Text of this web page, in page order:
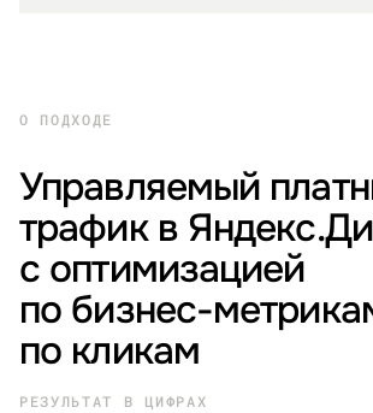
О ПОДХОДЕ
Управляемый
трафик в
с оптимизацией
по бизнес-
по кликам
РЕЗУЛЬТАТ В ЦИФРАХ